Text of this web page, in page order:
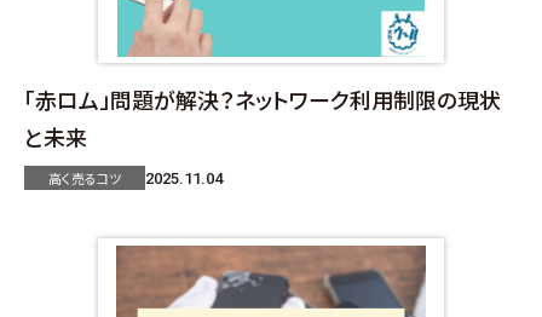
「赤ロム」問題が解決？ネットワーク利用制限の現状
と未来
高く売るコツ 2025.11.04